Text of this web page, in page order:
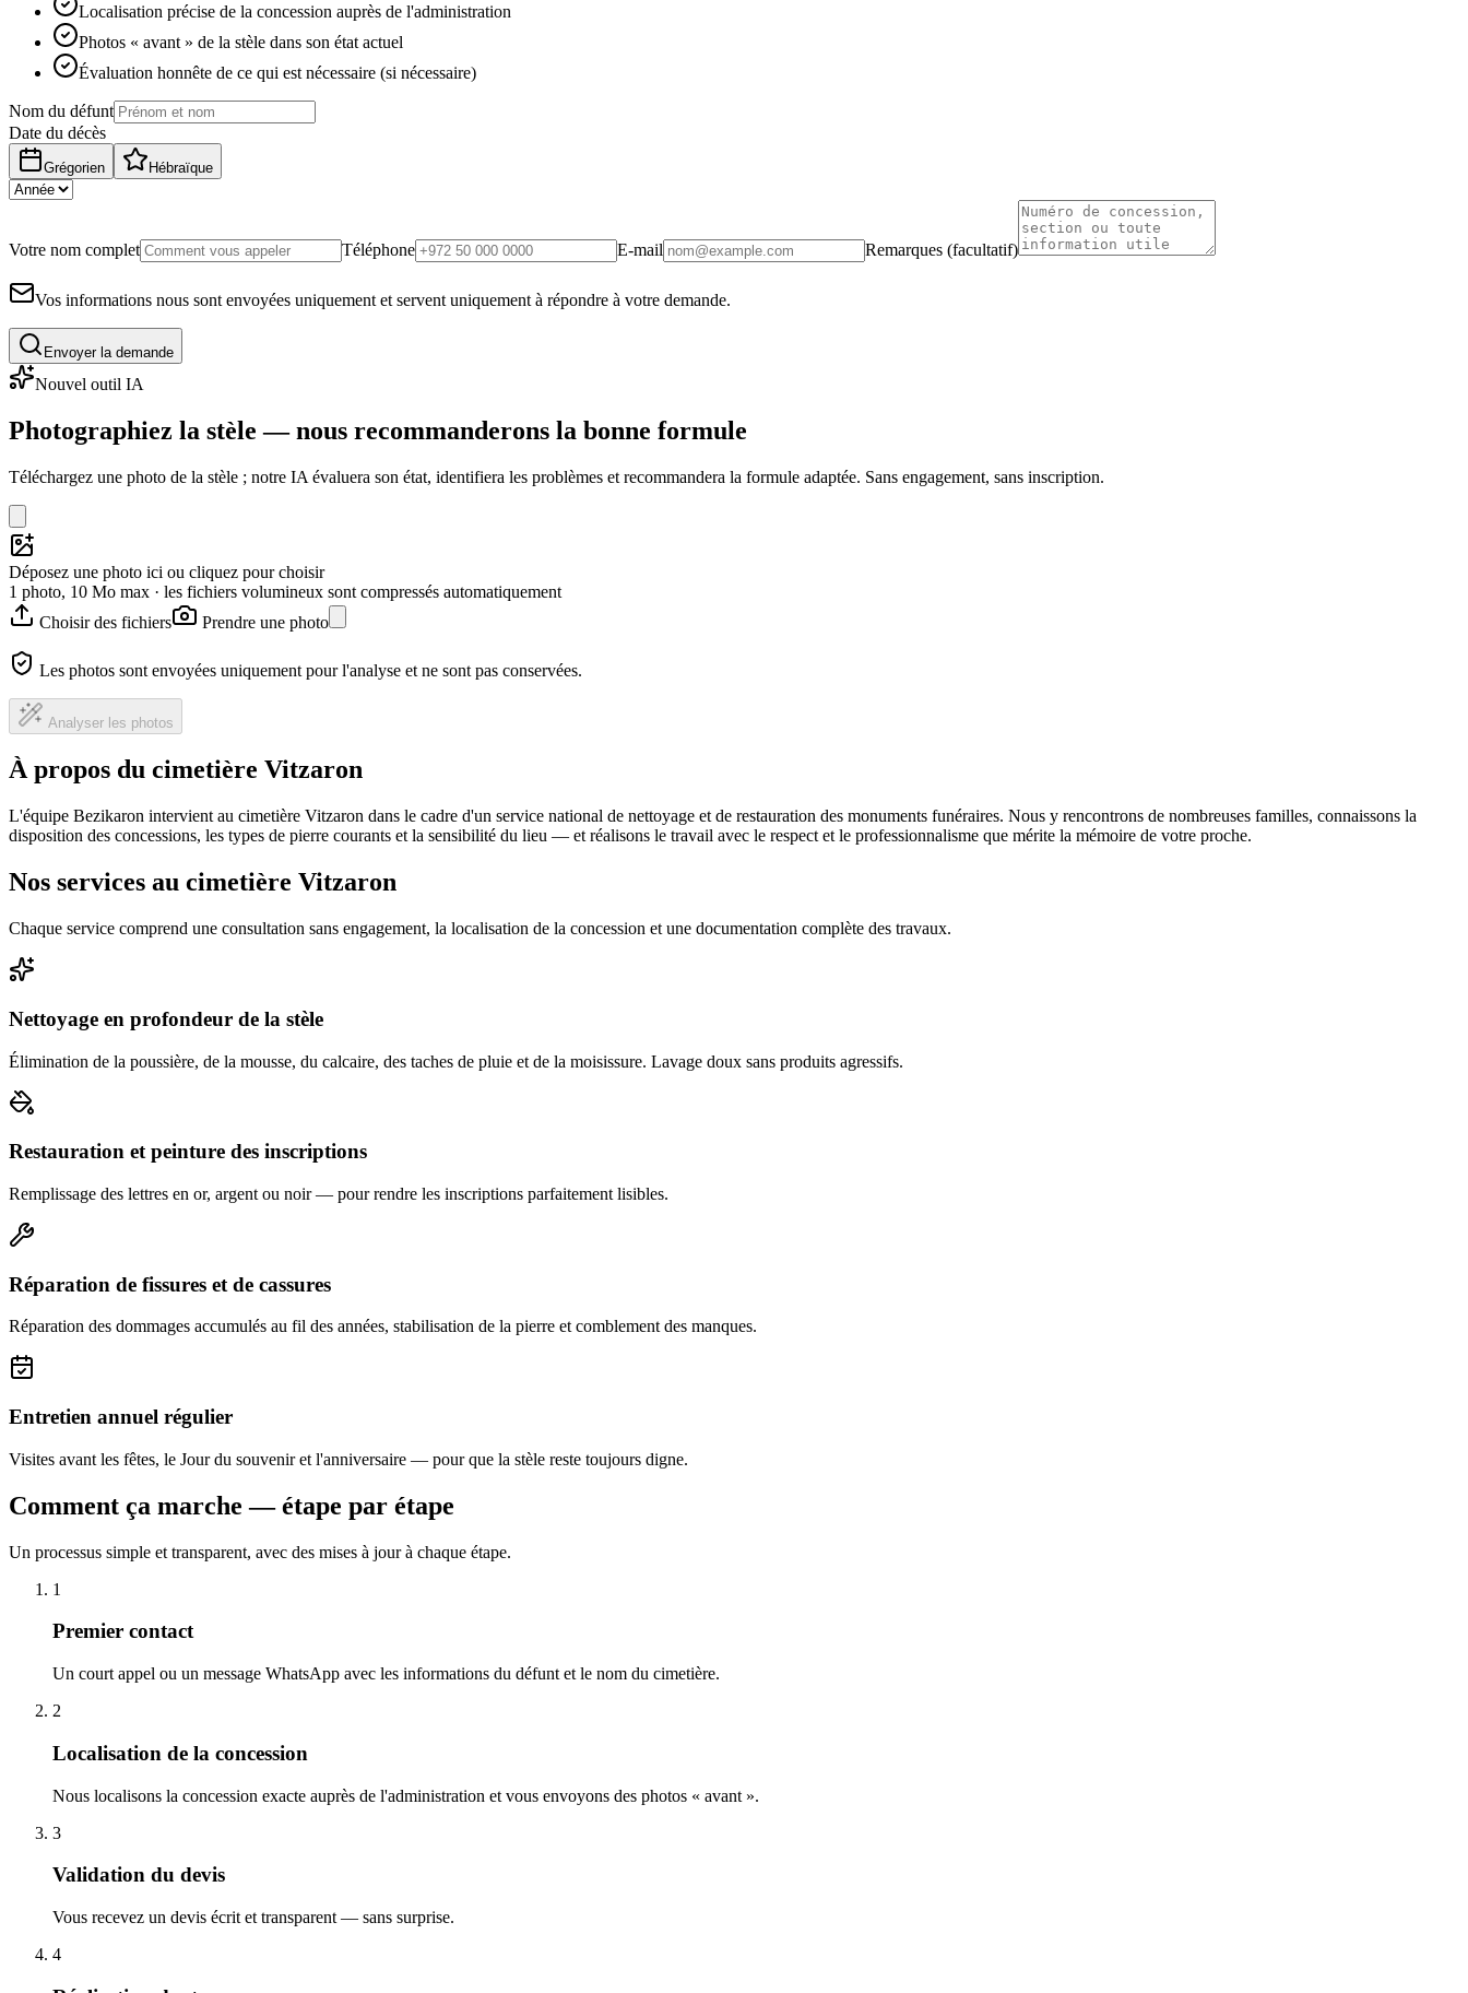
Localisation précise de la concession auprès de l'administration
Photos « avant » de la stèle dans son état actuel
Évaluation honnête de ce qui est nécessaire (si nécessaire)
Nom du défunt
Date du décès
Grégorien Hébraïque
Votre nom complet Téléphone E-mail Remarques (facultatif)
Vos informations nous sont envoyées uniquement et servent uniquement à répondre à votre demande.
Envoyer la demande
Nouvel outil IA
Photographiez la stèle — nous recommanderons la bonne formule
Téléchargez une photo de la stèle ; notre IA évaluera son état, identifiera les problèmes et recommandera la formule adaptée. Sans engagement, sans inscription.
Déposez une photo ici ou cliquez pour choisir
1 photo, 10 Mo max · les fichiers volumineux sont compressés automatiquement
Choisir des fichiers
Prendre une photo
Les photos sont envoyées uniquement pour l'analyse et ne sont pas conservées.
Analyser les photos
À propos du cimetière Vitzaron
L'équipe Bezikaron intervient au cimetière Vitzaron dans le cadre d'un service national de nettoyage et de restauration des monuments funéraires. Nous y rencontrons de nombreuses familles, connaissons la
disposition des concessions, les types de pierre courants et la sensibilité du lieu — et réalisons le travail avec le respect et le professionnalisme que mérite la mémoire de votre proche.
Nos services au cimetière Vitzaron
Chaque service comprend une consultation sans engagement, la localisation de la concession et une documentation complète des travaux.
Nettoyage en profondeur de la stèle
Élimination de la poussière, de la mousse, du calcaire, des taches de pluie et de la moisissure. Lavage doux sans produits agressifs.
Restauration et peinture des inscriptions
Remplissage des lettres en or, argent ou noir — pour rendre les inscriptions parfaitement lisibles.
Réparation de fissures et de cassures
Réparation des dommages accumulés au fil des années, stabilisation de la pierre et comblement des manques.
Entretien annuel régulier
Visites avant les fêtes, le Jour du souvenir et l'anniversaire — pour que la stèle reste toujours digne.
Comment ça marche — étape par étape
Un processus simple et transparent, avec des mises à jour à chaque étape.
1
Premier contact
Un court appel ou un message WhatsApp avec les informations du défunt et le nom du cimetière.
2
Localisation de la concession
Nous localisons la concession exacte auprès de l'administration et vous envoyons des photos « avant ».
3
Validation du devis
Vous recevez un devis écrit et transparent — sans surprise.
4